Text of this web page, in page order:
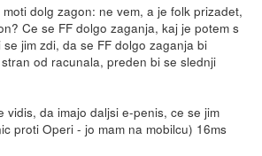
dolg zagon: ne vem, a je folk prizadet,
Ce se FF dolgo zaganja, kaj je potem s
jim zdi, da se FF dolgo zaganja bi
od racunala, preden bi se slednji
vidis, da imajo daljsi e-penis, ce se jim
proti Operi - jo mam na mobilcu) 16ms